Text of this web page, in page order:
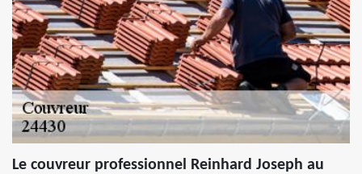
Le couvreur professionnel Reinhard Joseph au